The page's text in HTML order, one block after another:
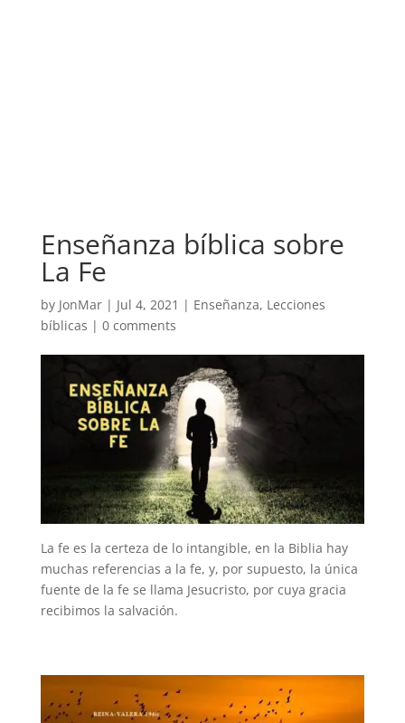
Enseñanza bíblica sobre
La Fe
by JonMar| Jul 4, 2021 | Enseñanza, Lecciones
bíblicas | 0 comments
La fe es la certeza de lo intangible, en la Biblia hay
muchas referencias a la fe, y, por supuesto, la única
fuente de la fe se llama Jesucristo, por cuya gracia
recibimos la salvación.